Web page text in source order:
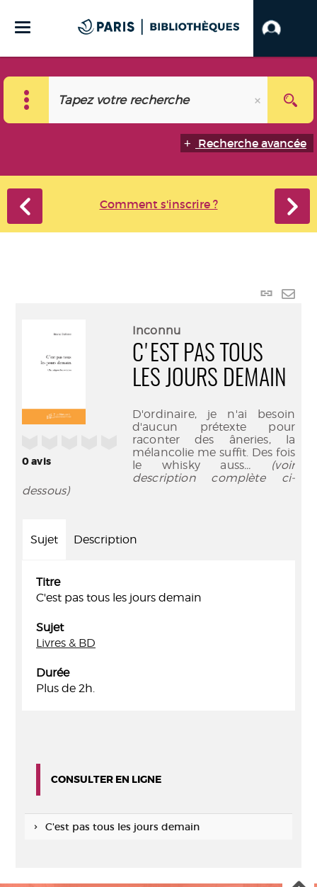
Recherche avancée
Comment s'inscrire ?
Lien
0avis
Inconnu
C'EST PAS TOUS
LES JOURS DEMAIN
D'ordinaire, je n'ai besoin
d'aucun prétexte pour
raconter des âneries, la
mélancolie me suffit. Des fois
le whisky auss... (voir
description complète ci-
dessous)
Sujet Description
Titre
C'est pas tous les jours demain
Sujet
Livres & BD
Durée
Plus de 2h.
CONSULTER EN LIGNE
C'est pas tous les jours demain